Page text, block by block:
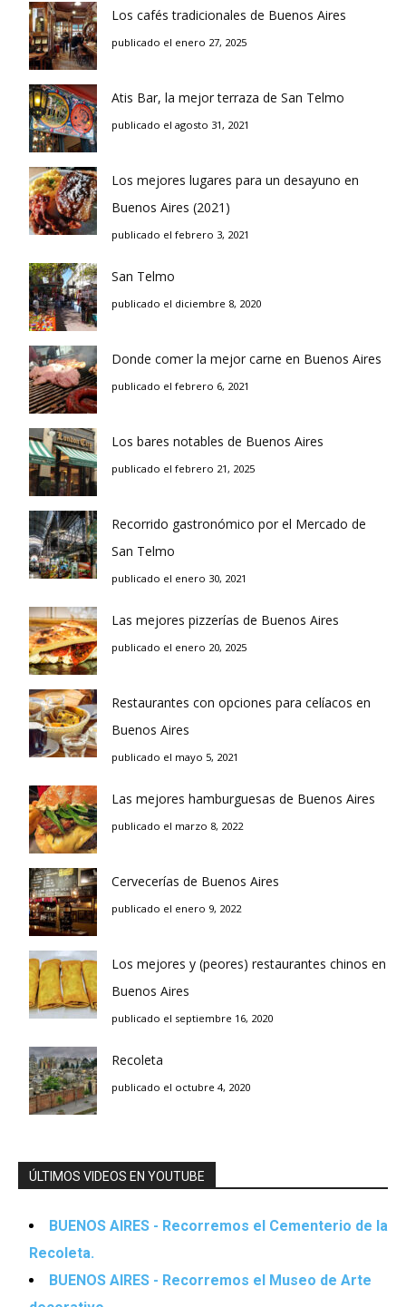
Los cafés tradicionales de Buenos Aires
publicado el enero 27, 2025
Atis Bar, la mejor terraza de San Telmo
publicado el agosto 31, 2021
Los mejores lugares para un desayuno en
Buenos Aires (2021)
publicado el febrero 3, 2021
San Telmo
publicado el diciembre 8, 2020
Donde comer la mejor carne en Buenos Aires
publicado el febrero 6, 2021
Los bares notables de Buenos Aires
publicado el febrero 21, 2025
Recorrido gastronómico por el Mercado de
San Telmo
publicado el enero 30, 2021
Las mejores pizzerías de Buenos Aires
publicado el enero 20, 2025
Restaurantes con opciones para celíacos en
Buenos Aires
publicado el mayo 5, 2021
Las mejores hamburguesas de Buenos Aires
publicado el marzo 8, 2022
Cervecerías de Buenos Aires
publicado el enero 9, 2022
Los mejores y (peores) restaurantes chinos en
Buenos Aires
publicado el septiembre 16, 2020
Recoleta
publicado el octubre 4, 2020
ÚLTIMOS VIDEOS EN YOUTUBE
BUENOS AIRES - Recorremos el Cementerio de la
Recoleta.
BUENOS AIRES - Recorremos el Museo de Arte